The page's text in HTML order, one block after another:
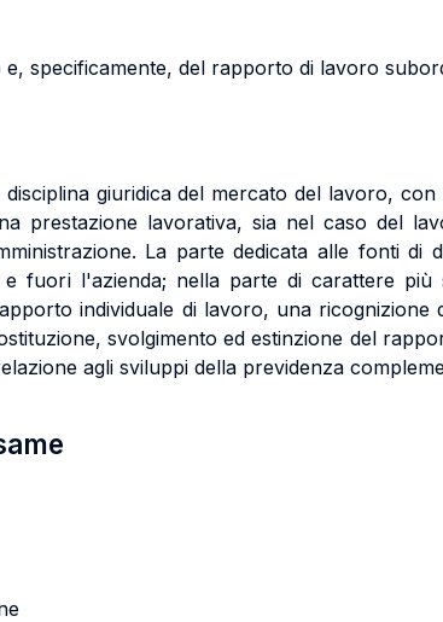
specificamente, del rapporto di lavoro
giuridica del mercato del lavoro,
prestazione lavorativa, sia nel caso del
La parte dedicata alle fonti
fuori l'azienda; nella parte di carattere più
individuale di lavoro, una ricognizione
svolgimento ed estinzione del
agli sviluppi della previdenza